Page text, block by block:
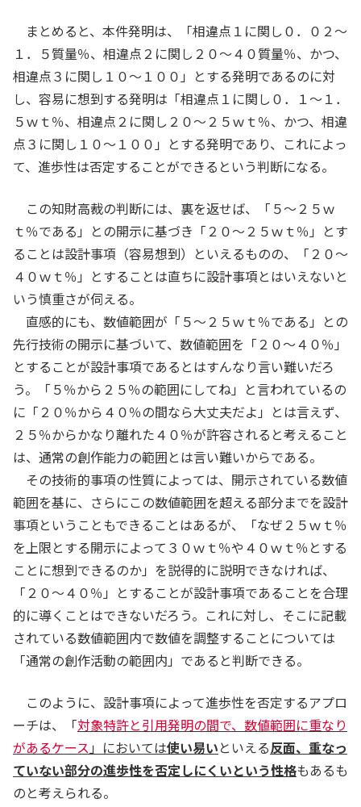
まとめると、本件発明は、「相違点１に関し０．０２～
１．５質量％、相違点２に関し２０～４０質量％、かつ、
相違点３に関し１０～１００」とする発明であるのに対
し、容易に想到する発明は「相違点１に関し０．１～１．
５ｗｔ％、相違点２に関し２０～２５ｗｔ％、かつ、相違
点３に関し１０～１００」とする発明であり、これによっ
て、進歩性は否定することができるという判断になる。
この知財高裁の判断には、裏を返せば、「５～２５ｗ
ｔ％である」との開示に基づき「２０～２５ｗｔ％」とす
ることは設計事項（容易想到）といえるものの、「２０～
４０ｗｔ％」とすることは直ちに設計事項とはいえないと
いう慎重さが伺える。
直感的にも、数値範囲が「５～２５ｗｔ％である」との
先行技術の開示に基づいて、数値範囲を「２０～４０％」
とすることが設計事項であるとはすんなり言い難いだろ
う。「５％から２５％の範囲にしてね」と言われているの
に「２０％から４０％の間なら大丈夫だよ」とは言えず、
２５％からかなり離れた４０％が許容されると考えること
は、通常の創作能力の範囲とは言い難いからである。
その技術的事項の性質によっては、開示されている数値
範囲を基に、さらにこの数値範囲を超える部分までを設計
事項ということもできることはあるが、「なぜ２５ｗｔ％
を上限とする開示によって３０ｗｔ％や４０ｗｔ％とする
ことに想到できるのか」を説得的に説明できなければ、
「２０～４０％」とすることが設計事項であることを合理
的に導くことはできないだろう。これに対し、そこに記載
されている数値範囲内で数値を調整することについては
「通常の創作活動の範囲内」であると判断できる。
このように、設計事項によって進歩性を否定するアプロ
ーチは、「対象特許と引用発明の間で、数値範囲に重なり
があるケース 」においては使い易いといえる反面、重なっ
ていない部分の進歩性を否定しにくいという性格もあるも
のと考えられる。